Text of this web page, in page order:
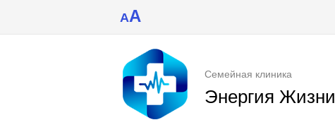
AA
Семейная клиника
Энергия Жизни